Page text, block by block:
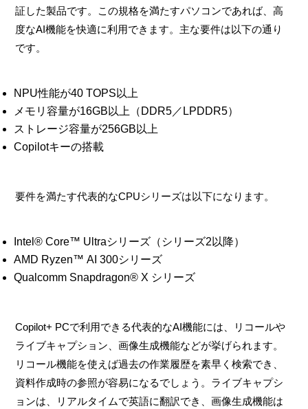
証した製品です。この規格を満たすパソコンであれば、高
度なAI機能を快適に利用できます。主な要件は以下の通り
です。
NPU性能が40 TOPS以上
メモリ容量が16GB以上（DDR5／LPDDR5）
ストレージ容量が256GB以上
Copilotキーの搭載
要件を満たす代表的なCPUシリーズは以下になります。
Intel® Core™ Ultraシリーズ（シリーズ2以降）
AMD Ryzen™ AI 300シリーズ
Qualcomm Snapdragon® X シリーズ
Copilot+ PCで利用できる代表的なAI機能には、リコールや
ライブキャプション、画像生成機能などが挙げられます。
リコール機能を使えば過去の作業履歴を素早く検索でき、
資料作成時の参照が容易になるでしょう。ライブキャプシ
ョンは、リアルタイムで英語に翻訳でき、画像生成機能は